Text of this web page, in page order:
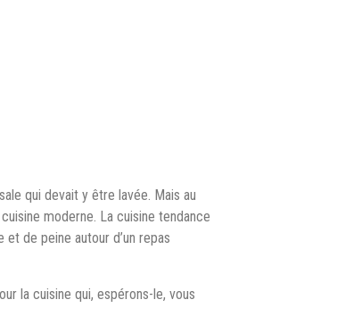
qui devait y être lavée. Mais au
moderne. La cuisine tendance
de peine autour d’un repas
la cuisine qui, espérons-le, vous